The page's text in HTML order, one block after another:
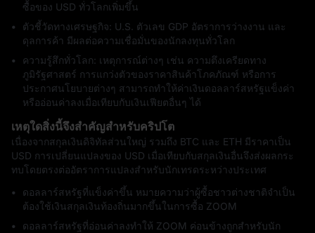
ซื้อของ USD ทั่วโลกเพิ่มขึ้น
ตัวชี้วัดทางเศรษฐกิจ: U.S. ตัวเลข GDP อัตราการว่างงาน และ
ดุลการค้า มีผลต่อความเชื่อมั่นของนักลงทุนทั่วโลก
ความรู้สึกทั่วโลก: เหตุการณ์ต่างๆ เช่น ความตึงเครียดทาง
ภูมิรัฐศาสตร์ การแกว่งตัวของราคาสินค้าโภคภัณฑ์ หรือการ
ประกาศนโยบายต่างๆ สามารถทำให้ค่าเงินดอลลาร์สหรัฐแข็งค่า
หรืออ่อนค่าลงเมื่อเทียบกับเงินเฟียตอื่นๆ ได้
เหตุใดสิ่งนี้จึงสำคัญสำหรับคริปโต
เนื่องจากสกุลเงินดิจิทัลส่วนใหญ่ รวมถึง BTC และ ETH มีราคาเป็น
USD การเปลี่ยนแปลงของ USD เมื่อเทียบกับสกุลเงินอื่นจึงส่งผลกระ
ทบโดยตรงต่ออัตราการแปลงสำหรับนักเทรดระหว่างประเทศ
ดอลลาร์สหรัฐที่แข็งค่าขึ้น หมายความว่าผู้ซื้อชาวต่างชาติจำเป็น
ต้องใช้เงินสกุลเงินท้องถิ่นมากขึ้นในการซื้อ ZOOM
ดอลลาร์สหรัฐที่อ่อนค่าลงทำให้ ZOOM ค่อนข้างถูกสำหรับนัก